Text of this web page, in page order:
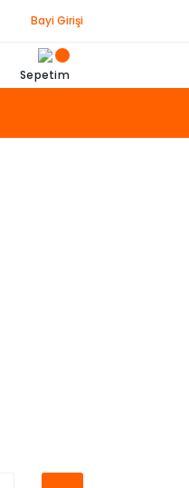
Bayi Girişi
Sepetim